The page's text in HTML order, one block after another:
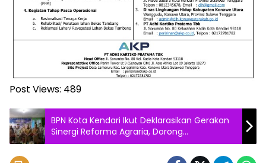
Post Views: 489
BPN Kota Kendari Ikut Deklarasikan Gerakan
Sinergi Reforma Agraria, Dorong
Pemberdayaan Masyarakat